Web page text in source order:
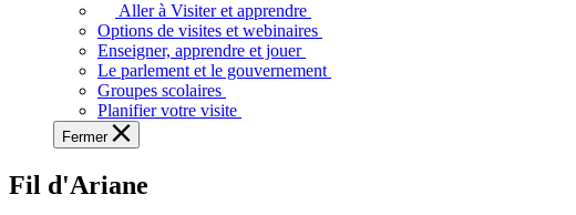
voir,
apprendre
et
découvrir
Aller à Visiter et apprendre
Options de visites et webinaires
Enseigner, apprendre et jouer
Le parlement et le gouvernement
Groupes scolaires
Planifier votre visite
Fermer
Fil d'Ariane